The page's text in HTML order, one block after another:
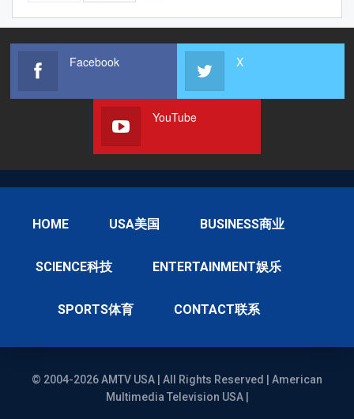
Facebook X
YouTube
HOME USA美国 BUSINESS商业
SCIENCE科技 ENTERTAINMENT娱乐
SPORTS体育 CONTACT联系
© 2004-2026 AMTV USA | All Rights Reserved | American
Multimedia Television USA |